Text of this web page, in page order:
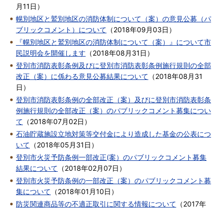
月11日 ）
幌別地区と鷲別地区の消防体制について（案）の意見公募（パ
ブリックコメント）について （2018年09月03日 ）
『幌別地区と鷲別地区の消防体制について（案）』について市
民説明会を開催します （2018年08月31日 ）
登別市消防表彰条例及びに登別市消防表彰条例施行規則の全部
改正（案）に係わる意見公募結果について （2018年08月31
日 ）
登別市消防表彰条例の全部改正（案）及びに登別市消防表彰条
例施行規則の全部改正（案）のパブリックコメント募集につい
て （2018年07月02日 ）
石油貯蔵施設立地対策等交付金により造成した基金の公表につ
いて （2018年05月31日 ）
登別市火災予防条例一部改正(案）のパブリックコメント募集
結果について （2018年02月07日 ）
登別市火災予防条例の一部改正（案）のパブリックコメント募
集について （2018年01月10日 ）
防災関連商品等の不適正取引に関する情報について （2017年